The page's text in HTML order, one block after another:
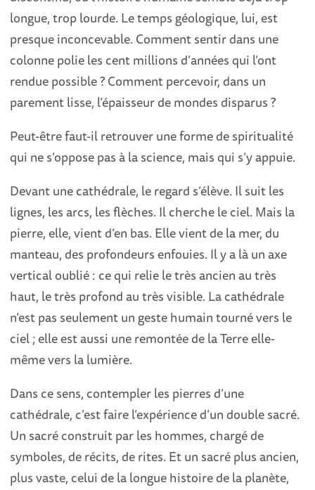
longue, trop lourde. Le temps géologique, lui, est
presque inconcevable. Comment sentir dans une
colonne polie les cent millions d’années qui l’ont
rendue possible ? Comment percevoir, dans un
parement lisse, l’épaisseur de mondes disparus ?
Peut-être faut-il retrouver une forme de spiritualité
qui ne s’oppose pas à la science, mais qui s’y appuie.
Devant une cathédrale, le regard s’élève. Il suit les
lignes, les arcs, les flèches. Il cherche le ciel. Mais la
pierre, elle, vient d’en bas. Elle vient de la mer, du
manteau, des profondeurs enfouies. Il y a là un axe
vertical oublié : ce qui relie le très ancien au très
haut, le très profond au très visible. La cathédrale
n’est pas seulement un geste humain tourné vers le
ciel ; elle est aussi une remontée de la Terre elle-
même vers la lumière.
Dans ce sens, contempler les pierres d’une
cathédrale, c’est faire l’expérience d’un double sacré.
Un sacré construit par les hommes, chargé de
symboles, de récits, de rites. Et un sacré plus ancien,
plus vaste, celui de la longue histoire de la planète,